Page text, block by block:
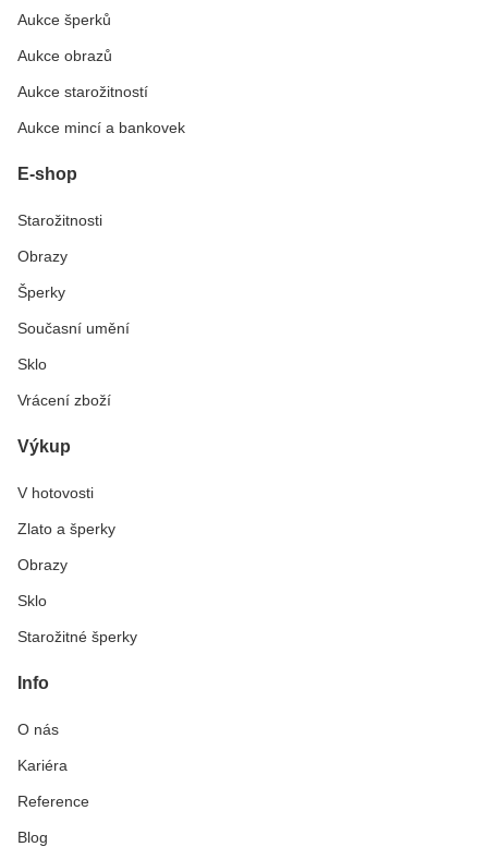
Aukce šperků
Aukce obrazů
Aukce starožitností
Aukce mincí a bankovek
E-shop
Starožitnosti
Obrazy
Šperky
Současní umění
Sklo
Vrácení zboží
Výkup
V hotovosti
Zlato a šperky
Obrazy
Sklo
Starožitné šperky
Info
O nás
Kariéra
Reference
Blog